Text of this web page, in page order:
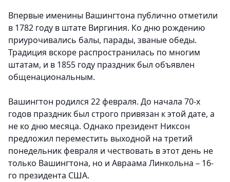
Впервые именины Вашингтона публично отметили
в 1782 году в штате Виргиния. Ко дню рождению
приурочивались балы, парады, званые обеды.
Традиция вскоре распространилась по многим
штатам, и в 1855 году праздник был объявлен
общенациональным.
Вашингтон родился 22 февраля. До начала 70-х
годов праздник был строго привязан к этой дате, а
не ко дню месяца. Однако президент Никсон
предложил переместить выходной на третий
понедельник февраля и чествовать в этот день не
только Вашингтона, но и Авраама Линкольна – 16-
го президента США.